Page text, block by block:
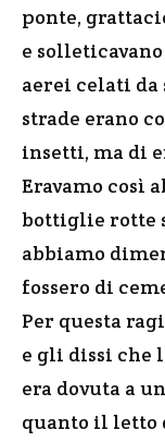
ponte,
e
aerei celati
strade erano
insetti, ma di
Eravamo così
bottiglie rotte
abbiamo
fossero di
Per questa
e gli dissi che
era dovuta a
quanto il letto